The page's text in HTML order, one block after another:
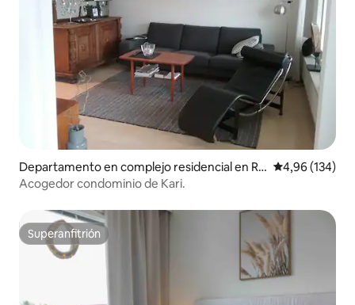
Departamento en complejo residencial en Ro
vaniemi
Calificación
4,96 (134)
Acogedor condominio de Kari.
Superanfitrión
Superanfitrión